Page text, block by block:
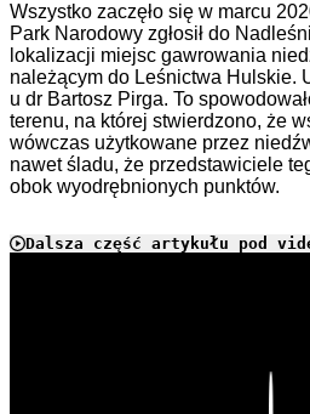
Wszystko zaczęło się w marcu
Park Narodowy zgłosił do
lokalizacji miejsc gawrowania
należącym do Leśnictwa Hulskie.
u dr Bartosz Pirga. To
terenu, na której stwierdzono, że
wówczas użytkowane przez
nawet śladu, że przedstawiciele
obok wyodrębnionych punktów.
Dalsza część artykułu pod